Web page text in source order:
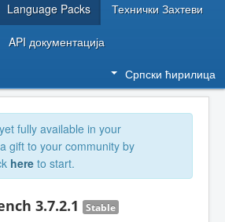
Language Packs Технички Захтеви
API документација
Српски ћирилица
fully available in your
gift to your community by
here to start.
3.7.2.1 Stable